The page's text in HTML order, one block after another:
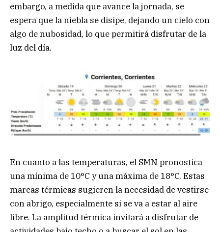
embargo, a medida que avance la jornada, se
espera que la niebla se disipe, dejando un cielo con
algo de nubosidad, lo que permitirá disfrutar de la
luz del día.
En cuanto a las temperaturas, el SMN pronostica
una mínima de 10°C y una máxima de 18°C. Estas
marcas térmicas sugieren la necesidad de vestirse
con abrigo, especialmente si se va a estar al aire
libre. La amplitud térmica invitará a disfrutar de